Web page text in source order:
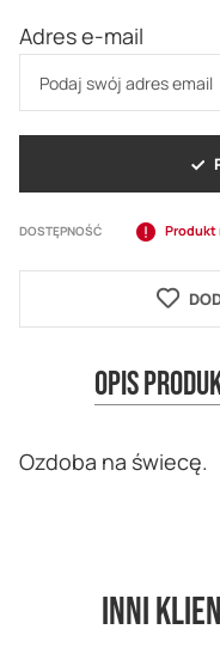
Adres e-mail
DOSTĘPNOŚĆ
Opis
Ozdoba na świecę.
Inni